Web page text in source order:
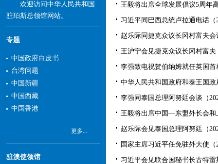
欢迎访问中华人民共和国
驻珀斯总领馆网站。
专题
中国政府白皮书
台湾问题
中国新疆
中国西藏
中国香港
更多...
驻澳使领馆
王毅将出席全球发展倡议5周年
习近平同巴西总统卢拉通电话（
赵乐际同捷克众议长冈村富夫会
王沪宁会见捷克众议长冈村富夫
李强致电祝贺伯纳姆就任英国首
中华人民共和国政府和泰王国
李强同泰国总理阿努廷会谈（
王毅将出席中国—东盟外长会和
赵乐际会见泰国总理阿努廷（
国家主席习近平任免驻外大使（
习近平会见联合国秘书长古特雷